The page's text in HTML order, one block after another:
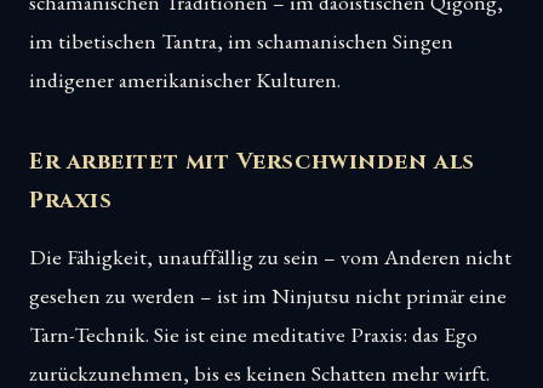
im tibetischen Tantra, im schamanischen Singen
indigener amerikanischer Kulturen.
Er arbeitet mit Verschwinden als
Praxis
Die Fähigkeit, unauffällig zu sein – vom Anderen nicht
gesehen zu werden – ist im Ninjutsu nicht primär eine
Tarn-Technik. Sie ist eine meditative Praxis: das Ego
zurückzunehmen, bis es keinen Schatten mehr wirft.